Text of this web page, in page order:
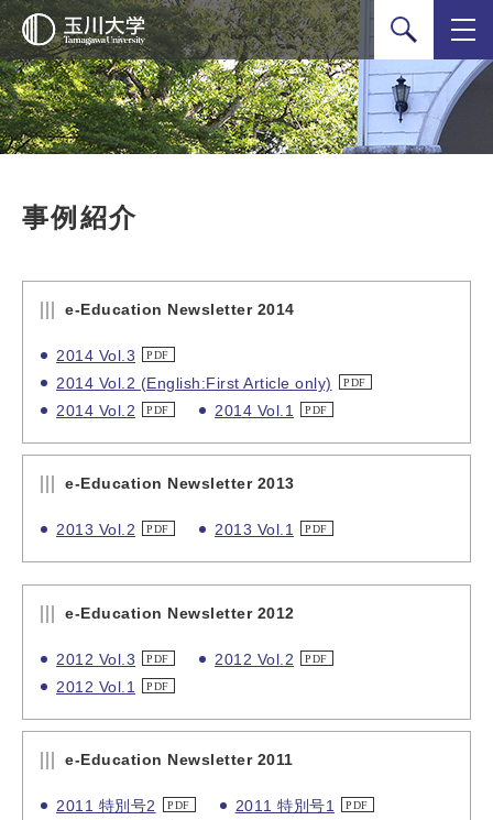
検索
事例紹介
e-Education Newsletter 2014
2014 Vol.3
2014 Vol.2 (English:First Article only)
2014 Vol.2
2014 Vol.1
e-Education Newsletter 2013
2013 Vol.2 2013 Vol.1
e-Education Newsletter 2012
2012 Vol.3
2012 Vol.2
2012 Vol.1
e-Education Newsletter 2011
2011 特別号2
2011 特別号1